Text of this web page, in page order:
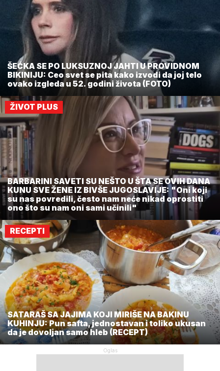
ŠEĆKA SE PO LUKSUZNOJ JAHTI U PROVIDNOM
BIKINIJU: Ceo svet se pita kako izvodi da joj telo
ovako izgleda u 52. godini života (FOTO)
ŽIVOT PLUS
BARBARINI SAVETI SU NEŠTO U ŠTA SE OVIH DANA
KUNU SVE ŽENE IZ BIVŠE JUGOSLAVIJE: "Oni koji
su nas povredili, često nam neće nikad oprostiti
ono što su nam oni sami učinili"
RECEPTI
SATARAŠ SA JAJIMA KOJI MIRIŠE NA BAKINU
KUHINJU: Pun safta, jednostavan i toliko ukusan
da je dovoljan samo hleb (RECEPT)